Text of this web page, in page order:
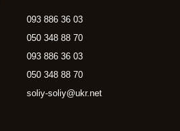
093 886 36 03
050 348 88 70
093 886 36 03
050 348 88 70
soliy-soliy@ukr.net